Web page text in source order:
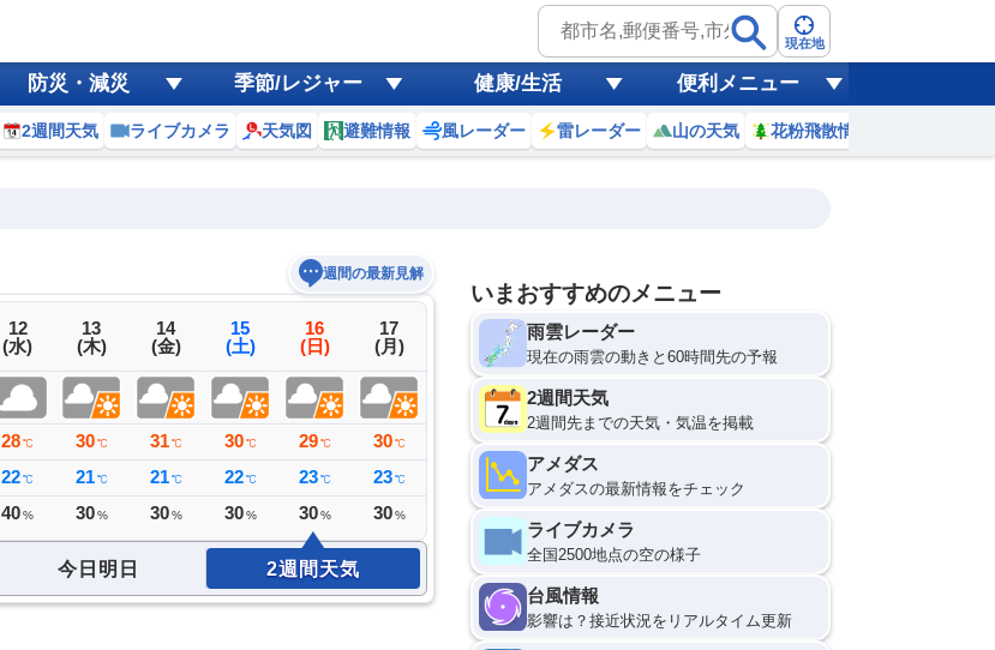
現在地
防災・減災 季節/レジャー 健康/生活 便利メニュー
2週間天気 ライブカメラ 天気図 避難情報 風レーダー 雷レーダー 山の天気 花粉飛散情報
週間の最新見解
12
(水)
28℃
22℃
40%
13
(木)
30℃
21℃
30%
14
(金)
31℃
21℃
30%
15
(土)
30 ℃
22 ℃
30 %
16
(日)
29 ℃
23 ℃
30 %
17
(月)
30 ℃
23 ℃
30 %
℃
%
19
(水)
E
23
20
(木)
D
23℃
D
信頼度
高
C
今日明日 2週間天気
いまおすすめのメニュー
雨雲レーダー
現在の雨雲の動きと60時間先の予報
2週間天気
2週間先までの天気・気温を掲載
アメダス
アメダスの最新情報をチェック
ライブカメラ
全国2500地点の空の様子
台風情報
影響は？接近状況をリアルタイム更新